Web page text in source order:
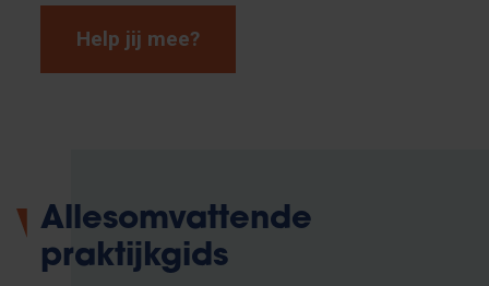
Help jij mee?
Allesomvattende
praktijkgids